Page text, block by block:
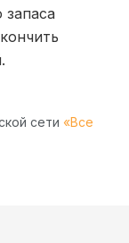
сети «Все